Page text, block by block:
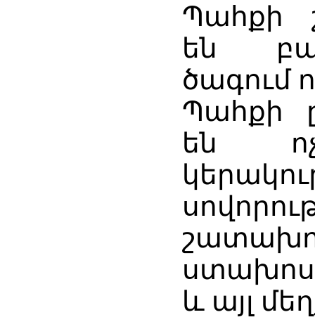
Պահքի
են
ծագում
Պահքի
են
և այլ